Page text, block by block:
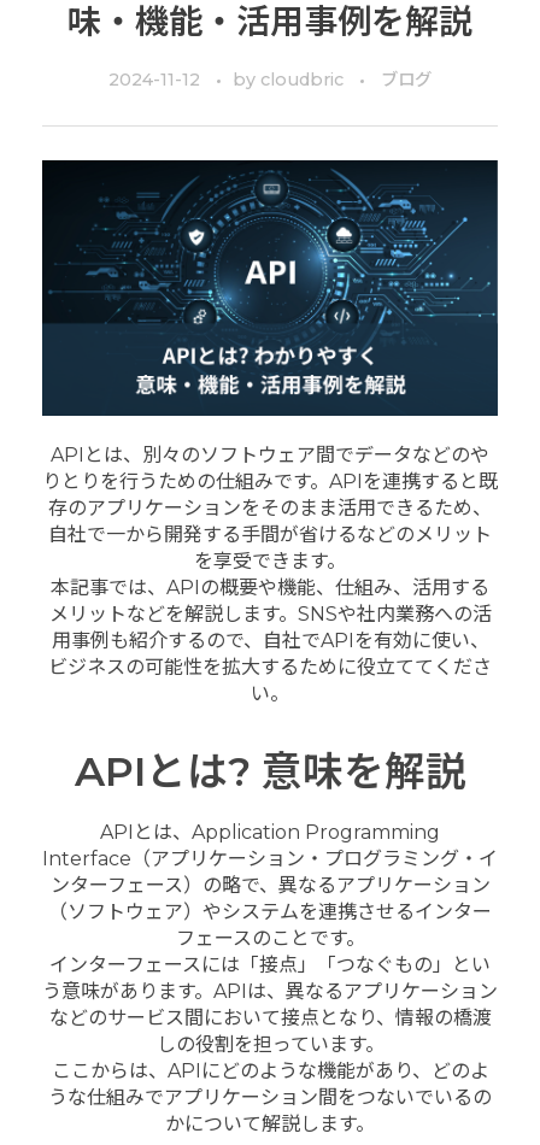
味・機能・活用事例を解説
2024-11-12 by cloudbric ブログ
APIとは、別々のソフトウェア間でデータなどのや
りとりを行うための仕組みです。APIを連携すると既
存のアプリケーションをそのまま活用できるため、
自社で一から開発する手間が省けるなどのメリット
を享受できます。
本記事では、APIの概要や機能、仕組み、活用する
メリットなどを解説します。SNSや社内業務への活
用事例も紹介するので、自社でAPIを有効に使い、
ビジネスの可能性を拡大するために役立ててくださ
い。
APIとは? 意味を解説
APIとは、Application Programming
Interface（アプリケーション・プログラミング・イ
ンターフェース）の略で、異なるアプリケーション
（ソフトウェア）やシステムを連携させるインター
フェースのことです。
インターフェースには「接点」「つなぐもの」とい
う意味があります。APIは、異なるアプリケーション
などのサービス間において接点となり、情報の橋渡
しの役割を担っています。
ここからは、APIにどのような機能があり、どのよ
うな仕組みでアプリケーション間をつないでいるの
かについて解説します。